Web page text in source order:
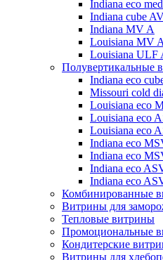
Indiana eco
Indiana cube
Indiana MV A
Louisiana MV A
Louisiana ULF
Полувертикальные
Indiana eco
Missouri cold
Louisiana eco
Louisiana eco
Louisiana eco
Indiana eco
Indiana eco
Indiana eco
Indiana eco
Комбинированные
Витрины для
Тепловые витрины
Промоциональные
Кондитерские
Витрины для